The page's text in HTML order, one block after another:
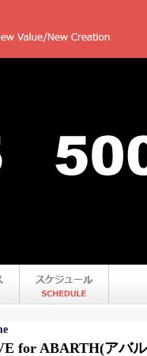
for ABARTH(アバ